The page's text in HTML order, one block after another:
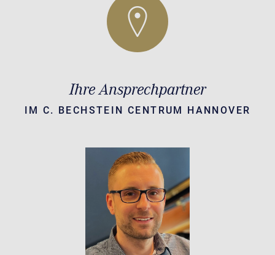
Ihre Ansprechpartner
IM C. BECHSTEIN CENTRUM HANNOVER